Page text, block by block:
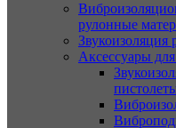
рулонные
Звукоизоляция
Аксессуары